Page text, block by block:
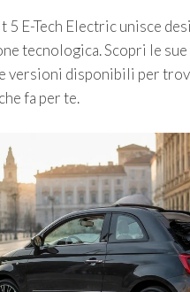
5 E-Tech Electric unisce
tecnologica. Scopri le
versioni disponibili per
fa per te.